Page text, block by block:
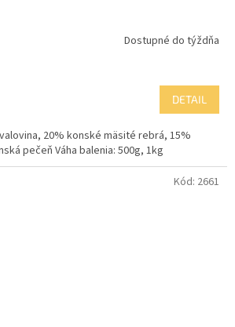
Dostupné do týždňa
DETAIL
20% konské mäsité rebrá, 15%
pečeň Váha balenia: 500g, 1kg
Kód: 2661